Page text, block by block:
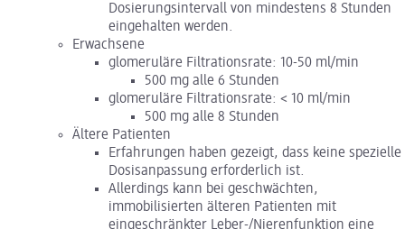
Dosierungsintervall von mindestens 8 Stunden
eingehalten werden.
Erwachsene
glomeruläre Filtrationsrate: 10-50 ml/min
500 mg alle 6 Stunden
glomeruläre Filtrationsrate: < 10 ml/min
500 mg alle 8 Stunden
Ältere Patienten
Erfahrungen haben gezeigt, dass keine spezielle
Dosisanpassung erforderlich ist.
Allerdings kann bei geschwächten,
immobilisierten älteren Patienten mit
eingeschränkter Leber-/Nierenfunktion eine